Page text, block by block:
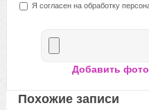
Я согласен на обработку
Добавить
Похожие записи